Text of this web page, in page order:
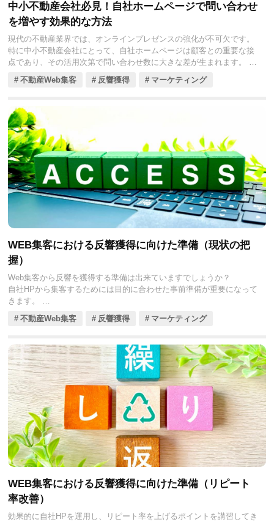
中小不動産会社必見！自社ホームページで問い合わせ
を増やす効果的な方法
現代の不動産業界では、オンラインプレゼンスの強化が不可欠です。
特に中小不動産会社にとって、自社ホームページは顧客との重要な接
点であり、その活用次第で問い合わせ数に大きな差が生まれます。
しかし、多くの企業がホームページを持ちながらも、効果的な運用方
法を模索しているのが現状です。「どのようにすれば問い合わせが増
今回の記事では、自社ホームページを活用して問い合わせを増やすた
めの具体的な方法にフォーカスします。ユーザーに信頼感を与える情
報発信から、ユーザビリティの向上、SEO対策、SNSや口コミの活用
まで、実践的な施策を見ていきましょう。
不動産Web集客 反響獲得 マーケティング
WEB集客における反響獲得に向けた準備（現状の把
握）
Web集客から反響を獲得する準備は出来ていますでしょうか？
自社HPから集客するためには目的に合わせた事前準備が重要になって
きます。
予め確認しておきたい項目をまとめてご紹介いたします。
不動産Web集客 反響獲得 マーケティング
WEB集客における反響獲得に向けた準備（リピート
率改善）
効果的に自社HPを運用し、リピート率を上げるポイントを講習してき